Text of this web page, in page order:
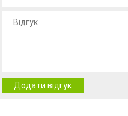
Додати відгук